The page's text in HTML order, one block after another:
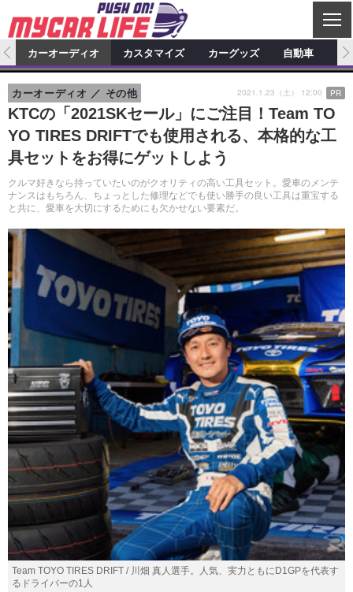
C
L
S
E
カーオーディオ
特集記事 新製品情報
プロショップ検索 ショップ訪問記
カーオーディオニュース
その他
カスタマイズ
カスタマイズ特集記事 カスタマイズ新製品情報
カスタマイズニュース
カーグッズ
カーグッズ特集記事 カーグッズ新製品情報
カーグッズニュース
自動車
ニュース 試乗記
アクセスランキング
カーオーディオ カスタマイズ カーグッズ 自動車
KTCの「2021SKセール」にご注目！Team TO
YO TIRES DRIFTでも使用される、本格的な工
具セットをお得にゲットしよう
クルマ好きなら持っていたいのがクオリティの高い工具セット。愛車のメンテ
ナンスはもちろん、ちょっとした修理などでも使い勝手の良い工具は重宝する
と共に、愛車を大切にするためにも欠かせない要素だ。
カーオーディオ その他 2021.1.23（土） 12:00 PR
Team TOYO TIRES DRIFT / 川畑 真人選手。人気、実力ともにD1GPを代表す
るドライバーの1人